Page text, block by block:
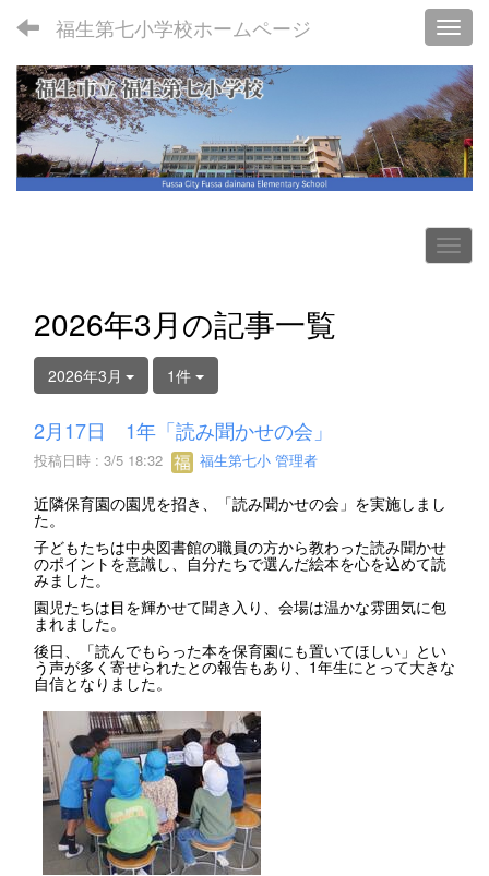
福生第七小学校ホームページ
2026年3月の記事一覧
2026年3月 1件
2月17日 1年「読み聞かせの会」
投稿日時 : 3/5 18:32 福生第七小 管理者
近隣保育園の園児を招き、「読み聞かせの会」を実施しまし
た。
子どもたちは中央図書館の職員の方から教わった読み聞かせ
のポイントを意識し、自分たちで選んだ絵本を心を込めて読
みました。
園児たちは目を輝かせて聞き入り、会場は温かな雰囲気に包
まれました。
後日、「読んでもらった本を保育園にも置いてほしい」とい
う声が多く寄せられたとの報告もあり、1年生にとって大きな
自信となりました。